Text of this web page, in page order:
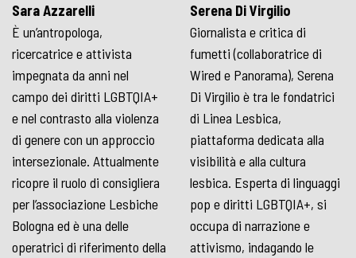
Sara Azzarelli
È un’antropologa,
ricercatrice e attivista
impegnata da anni nel
campo dei diritti LGBTQIA+
e nel contrasto alla violenza
di genere con un approccio
intersezionale. Attualmente
ricopre il ruolo di consigliera
per l’associazione Lesbiche
Bologna ed è una delle
operatrici di riferimento della
Serena Di Virgilio
Giornalista e critica di
fumetti (collaboratrice di
Wired e Panorama), Serena
Di Virgilio è tra le fondatrici
di Linea Lesbica,
piattaforma dedicata alla
visibilità e alla cultura
lesbica. Esperta di linguaggi
pop e diritti LGBTQIA+, si
occupa di narrazione e
attivismo, indagando le